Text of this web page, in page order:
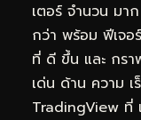
เตอร์ จำนวน มา
กว่า พร้อม ฟีเจอ
ที่ ดี ขึ้น และ กร
เด่น ด้าน ความ
TradingView ที่